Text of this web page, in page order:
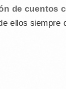
de cuentos
ellos siempre